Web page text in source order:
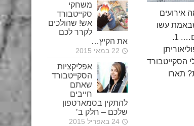
אירועים
5 חשובים שבאמת עשו
פריצת דרך, אז בואו ותכירו אותם…. 1.
הסקייטבורד
תארו
משחקי
סקייטבורד
אש! שהולכים
לקרר לכם
את הקיץ…
22 במאי 2015
אפליקציות
הסקייטבורד
שאתם
חייבים
להתקין בסמארטפון
שלכם – חלק ב’
24 באפריל 2015